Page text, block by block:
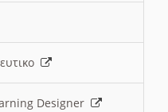
Designer